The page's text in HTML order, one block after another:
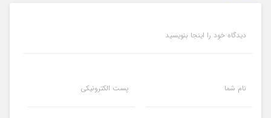
دیدگاه خود را اینجا بنویسید
نام شما پست الکترونیکی